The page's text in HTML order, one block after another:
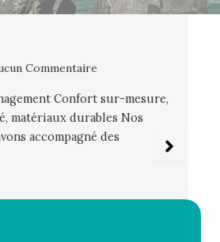
Commentaire
MS Nautic accompagne les
dans la préparation…